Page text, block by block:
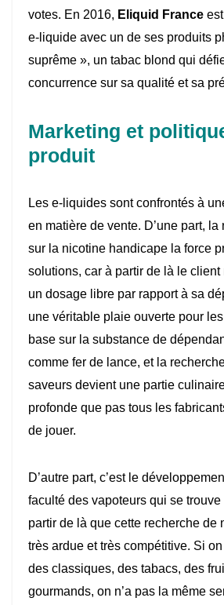
votes. En 2016, Eliquid France
e-liquide avec un de ses produits
suprême », un tabac blond qui
concurrence sur sa qualité et sa
Marketing et
produit
Les e-liquides sont confrontés à
en matière de vente. D’une part, la
sur la nicotine handicape la force
solutions, car à partir de là le client
un dosage libre par rapport à sa
une véritable plaie ouverte pour
base sur la substance de
comme fer de lance, et la
saveurs devient une partie
profonde que pas tous les
de jouer.
D’autre part, c’est le
faculté des vapoteurs qui se trouve
partir de là que cette recherche de
très ardue et très compétitive. Si
des classiques, des tabacs, des
gourmands, on n’a pas la même